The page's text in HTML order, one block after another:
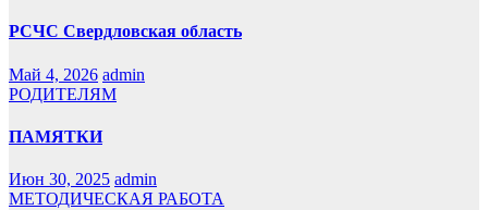
РСЧС Свердловская область
Май 4, 2026 admin
РОДИТЕЛЯМ
ПАМЯТКИ
Июн 30, 2025 admin
МЕТОДИЧЕСКАЯ РАБОТА